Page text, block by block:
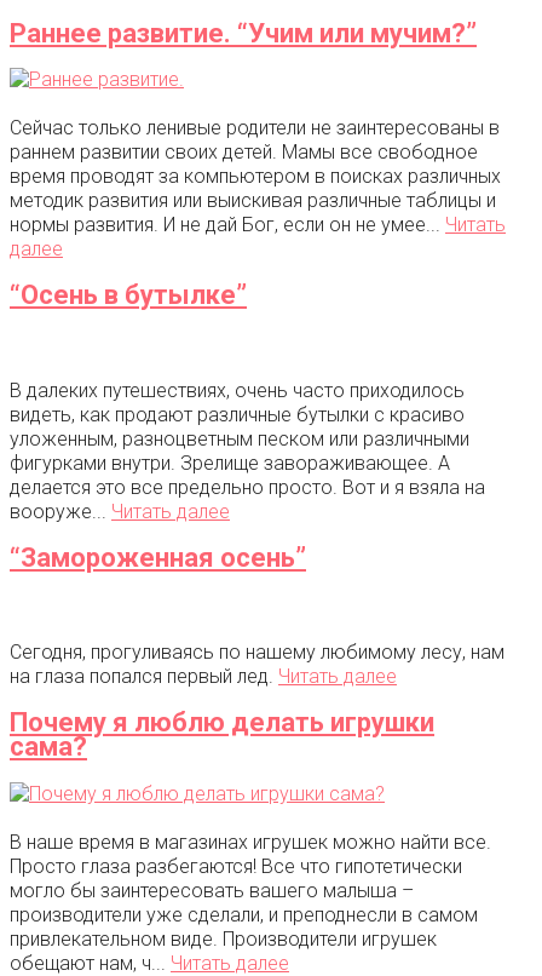
Раннее развитие. “Учим или мучим?”
Сейчас только ленивые родители не заинтересованы в
раннем развитии своих детей. Мамы все свободное
время проводят за компьютером в поисках различных
методик развития или выискивая различные таблицы и
нормы развития. И не дай Бог, если он не умее... Читать
далее
“Осень в бутылке”
В далеких путешествиях, очень часто приходилось
видеть, как продают различные бутылки с красиво
уложенным, разноцветным песком или различными
фигурками внутри. Зрелище завораживающее. А
делается это все предельно просто. Вот и я взяла на
вооруже... Читать далее
“Замороженная осень”
Сегодня, прогуливаясь по нашему любимому лесу, нам
на глаза попался первый лед. Читать далее
Почему я люблю делать игрушки
сама?
В наше время в магазинах игрушек можно найти все.
Просто глаза разбегаются! Все что гипотетически
могло бы заинтересовать вашего малыша –
производители уже сделали, и преподнесли в самом
привлекательном виде. Производители игрушек
обещают нам, ч... Читать далее